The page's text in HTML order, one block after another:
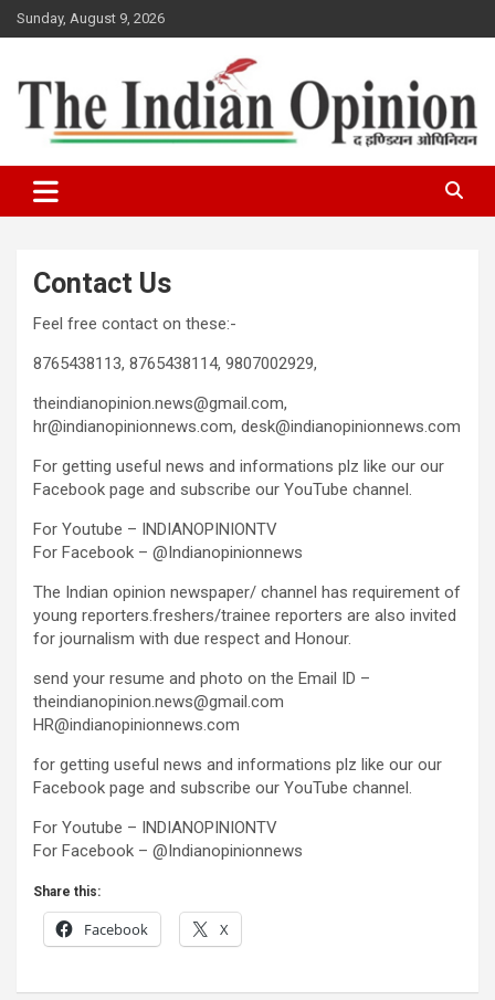
Skip
to
Sunday, August 9, 2026
Indian Opinion News
Contact Us
Feel free contact on these:-
8765438113, 8765438114, 9807002929,
theindianopinion.news@gmail.com,
hr@indianopinionnews.com, desk@indianopinionnews.com
For getting useful news and informations plz like our our
Facebook page and subscribe our YouTube channel.
For Youtube – INDIANOPINIONTV
For Facebook – @Indianopinionnews
The Indian opinion newspaper/ channel has requirement of
young reporters.freshers/trainee reporters are also invited
for journalism with due respect and Honour.
send your resume and photo on the Email ID –
theindianopinion.news@gmail.com
HR@indianopinionnews.com
for getting useful news and informations plz like our our
Facebook page and subscribe our YouTube channel.
For Youtube – INDIANOPINIONTV
For Facebook – @Indianopinionnews
Share this:
Facebook X